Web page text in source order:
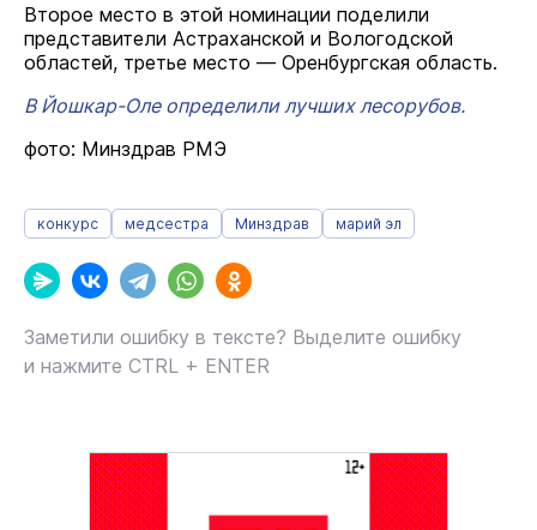
Второе место в этой номинации поделили
представители Астраханской и Вологодской
областей, третье место — Оренбургская область.
В Йошкар-Оле определили лучших лесорубов.
фото: Минздрав РМЭ
конкурс медсестра Минздрав марий эл
Заметили ошибку в тексте? Выделите ошибку
и нажмите CTRL + ENTER